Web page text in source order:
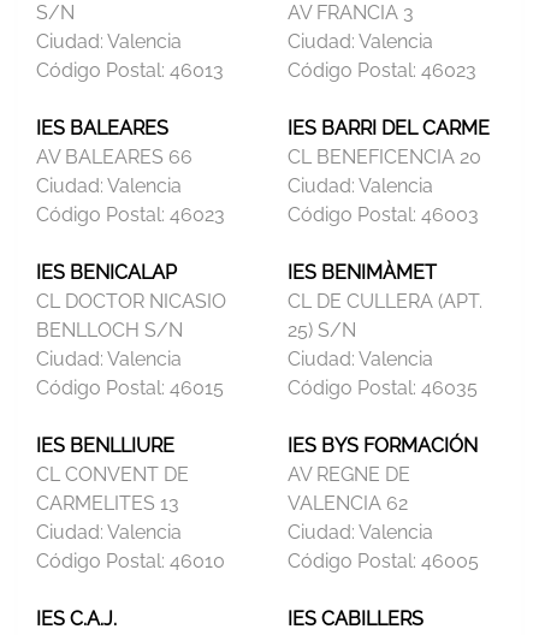
S/N
Ciudad: Valencia
Código Postal: 46013
AV FRANCIA 3
Ciudad: Valencia
Código Postal: 46023
IES BALEARES
AV BALEARES 66
Ciudad: Valencia
Código Postal: 46023
IES BARRI DEL CARME
CL BENEFICENCIA 20
Ciudad: Valencia
Código Postal: 46003
IES BENICALAP
CL DOCTOR NICASIO
BENLLOCH S/N
Ciudad: Valencia
Código Postal: 46015
IES BENIMÀMET
CL DE CULLERA (APT.
25) S/N
Ciudad: Valencia
Código Postal: 46035
IES BENLLIURE
CL CONVENT DE
CARMELITES 13
Ciudad: Valencia
Código Postal: 46010
IES BYS FORMACIÓN
AV REGNE DE
VALENCIA 62
Ciudad: Valencia
Código Postal: 46005
IES C.A.J.
IES CABILLERS